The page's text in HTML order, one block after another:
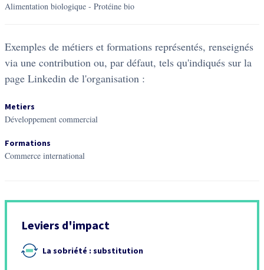
alimentation biologique - protéine bio
Exemples de métiers et formations représentés, renseignés
via une contribution ou, par défaut, tels qu'indiqués sur la
page Linkedin de l'organisation :
Metiers
Développement commercial
Formations
Commerce international
Leviers d'impact
La sobriété : substitution